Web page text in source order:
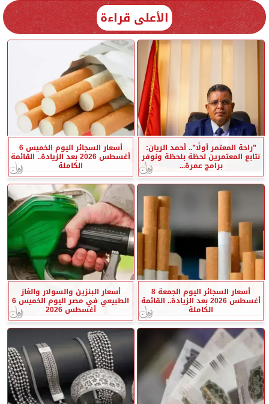
الأعلى قراءة
”راحة المعتمر أولًا”.. أحمد الريان:
نتابع المعتمرين لحظة بلحظة ونوفر
برامج عمرة...
أسعار السجائر اليوم الخميس 6
أغسطس 2026 بعد الزيادة.. القائمة
الكاملة
أسعار السجائر اليوم الجمعة 8
أغسطس 2026 بعد الزيادة.. القائمة
الكاملة
أسعار البنزين والسولار والغاز
الطبيعي في مصر اليوم الخميس 6
أغسطس 2026